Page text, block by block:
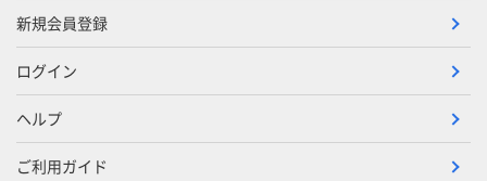
新規会員登録
ログイン
ヘルプ
ご利用ガイド